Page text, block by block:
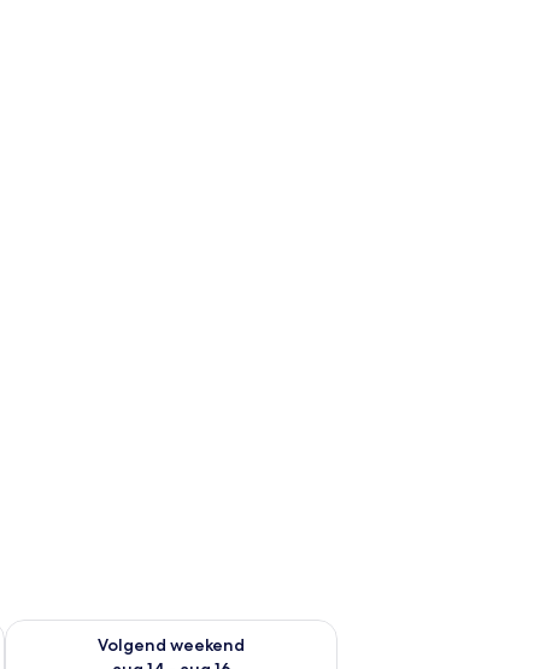
weekend aug 7 - aug 9
Volgend weekend
De beschikbaarheid controleren voor volgend weekend aug